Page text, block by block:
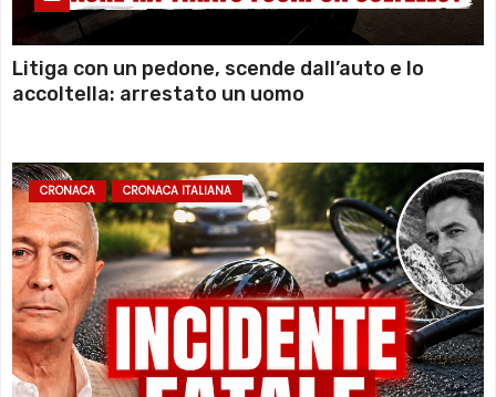
Litiga con un pedone, scende dall’auto e lo
accoltella: arrestato un uomo
CRONACA CRONACA ITALIANA